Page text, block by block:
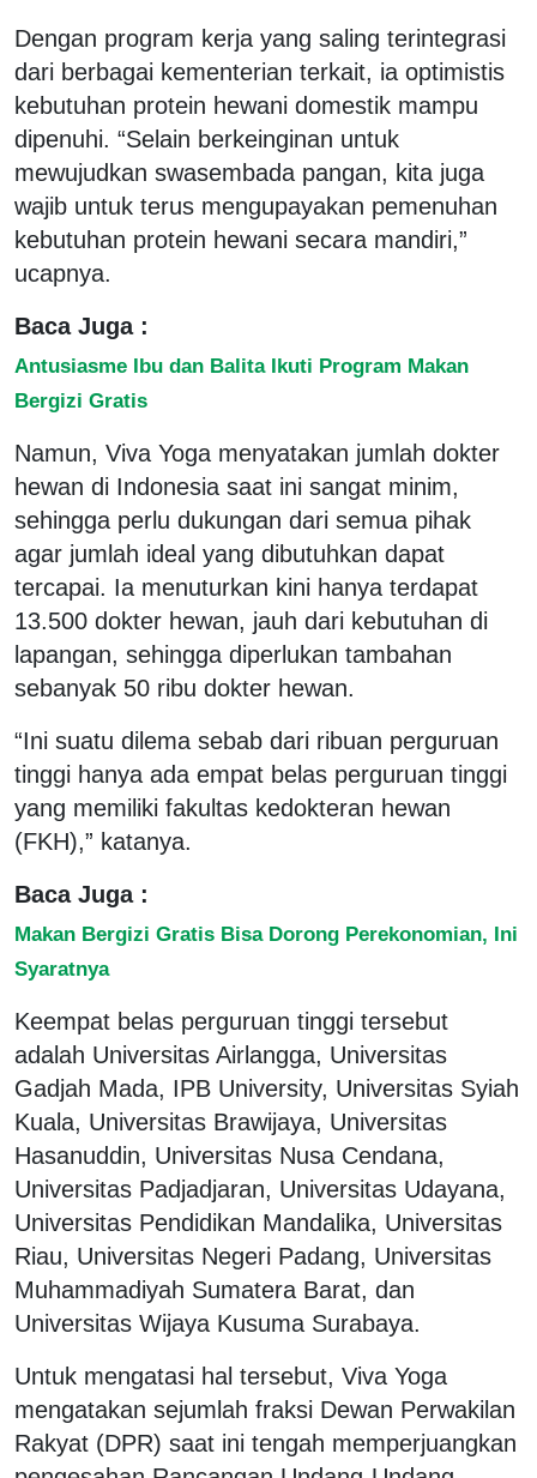
Dengan program kerja yang saling terintegrasi
dari berbagai kementerian terkait, ia optimistis
kebutuhan protein hewani domestik mampu
dipenuhi. “Selain berkeinginan untuk
mewujudkan swasembada pangan, kita juga
wajib untuk terus mengupayakan pemenuhan
kebutuhan protein hewani secara mandiri,”
ucapnya.
Baca Juga :
Antusiasme Ibu dan Balita Ikuti Program Makan
Bergizi Gratis
Namun, Viva Yoga menyatakan jumlah dokter
hewan di Indonesia saat ini sangat minim,
sehingga perlu dukungan dari semua pihak
agar jumlah ideal yang dibutuhkan dapat
tercapai. Ia menuturkan kini hanya terdapat
13.500 dokter hewan, jauh dari kebutuhan di
lapangan, sehingga diperlukan tambahan
sebanyak 50 ribu dokter hewan.
“Ini suatu dilema sebab dari ribuan perguruan
tinggi hanya ada empat belas perguruan tinggi
yang memiliki fakultas kedokteran hewan
(FKH),” katanya.
Baca Juga :
Makan Bergizi Gratis Bisa Dorong Perekonomian, Ini
Syaratnya
Keempat belas perguruan tinggi tersebut
adalah Universitas Airlangga, Universitas
Gadjah Mada, IPB University, Universitas Syiah
Kuala, Universitas Brawijaya, Universitas
Hasanuddin, Universitas Nusa Cendana,
Universitas Padjadjaran, Universitas Udayana,
Universitas Pendidikan Mandalika, Universitas
Riau, Universitas Negeri Padang, Universitas
Muhammadiyah Sumatera Barat, dan
Universitas Wijaya Kusuma Surabaya.
Untuk mengatasi hal tersebut, Viva Yoga
mengatakan sejumlah fraksi Dewan Perwakilan
Rakyat (DPR) saat ini tengah memperjuangkan